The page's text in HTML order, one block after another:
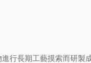
行長期工藝摸索而研製